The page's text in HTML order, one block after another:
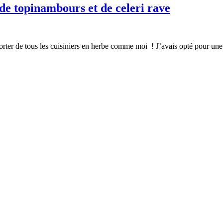
topinambours et de celeri rave
de tous les cuisiniers en herbe comme moi ! J’avais opté pour